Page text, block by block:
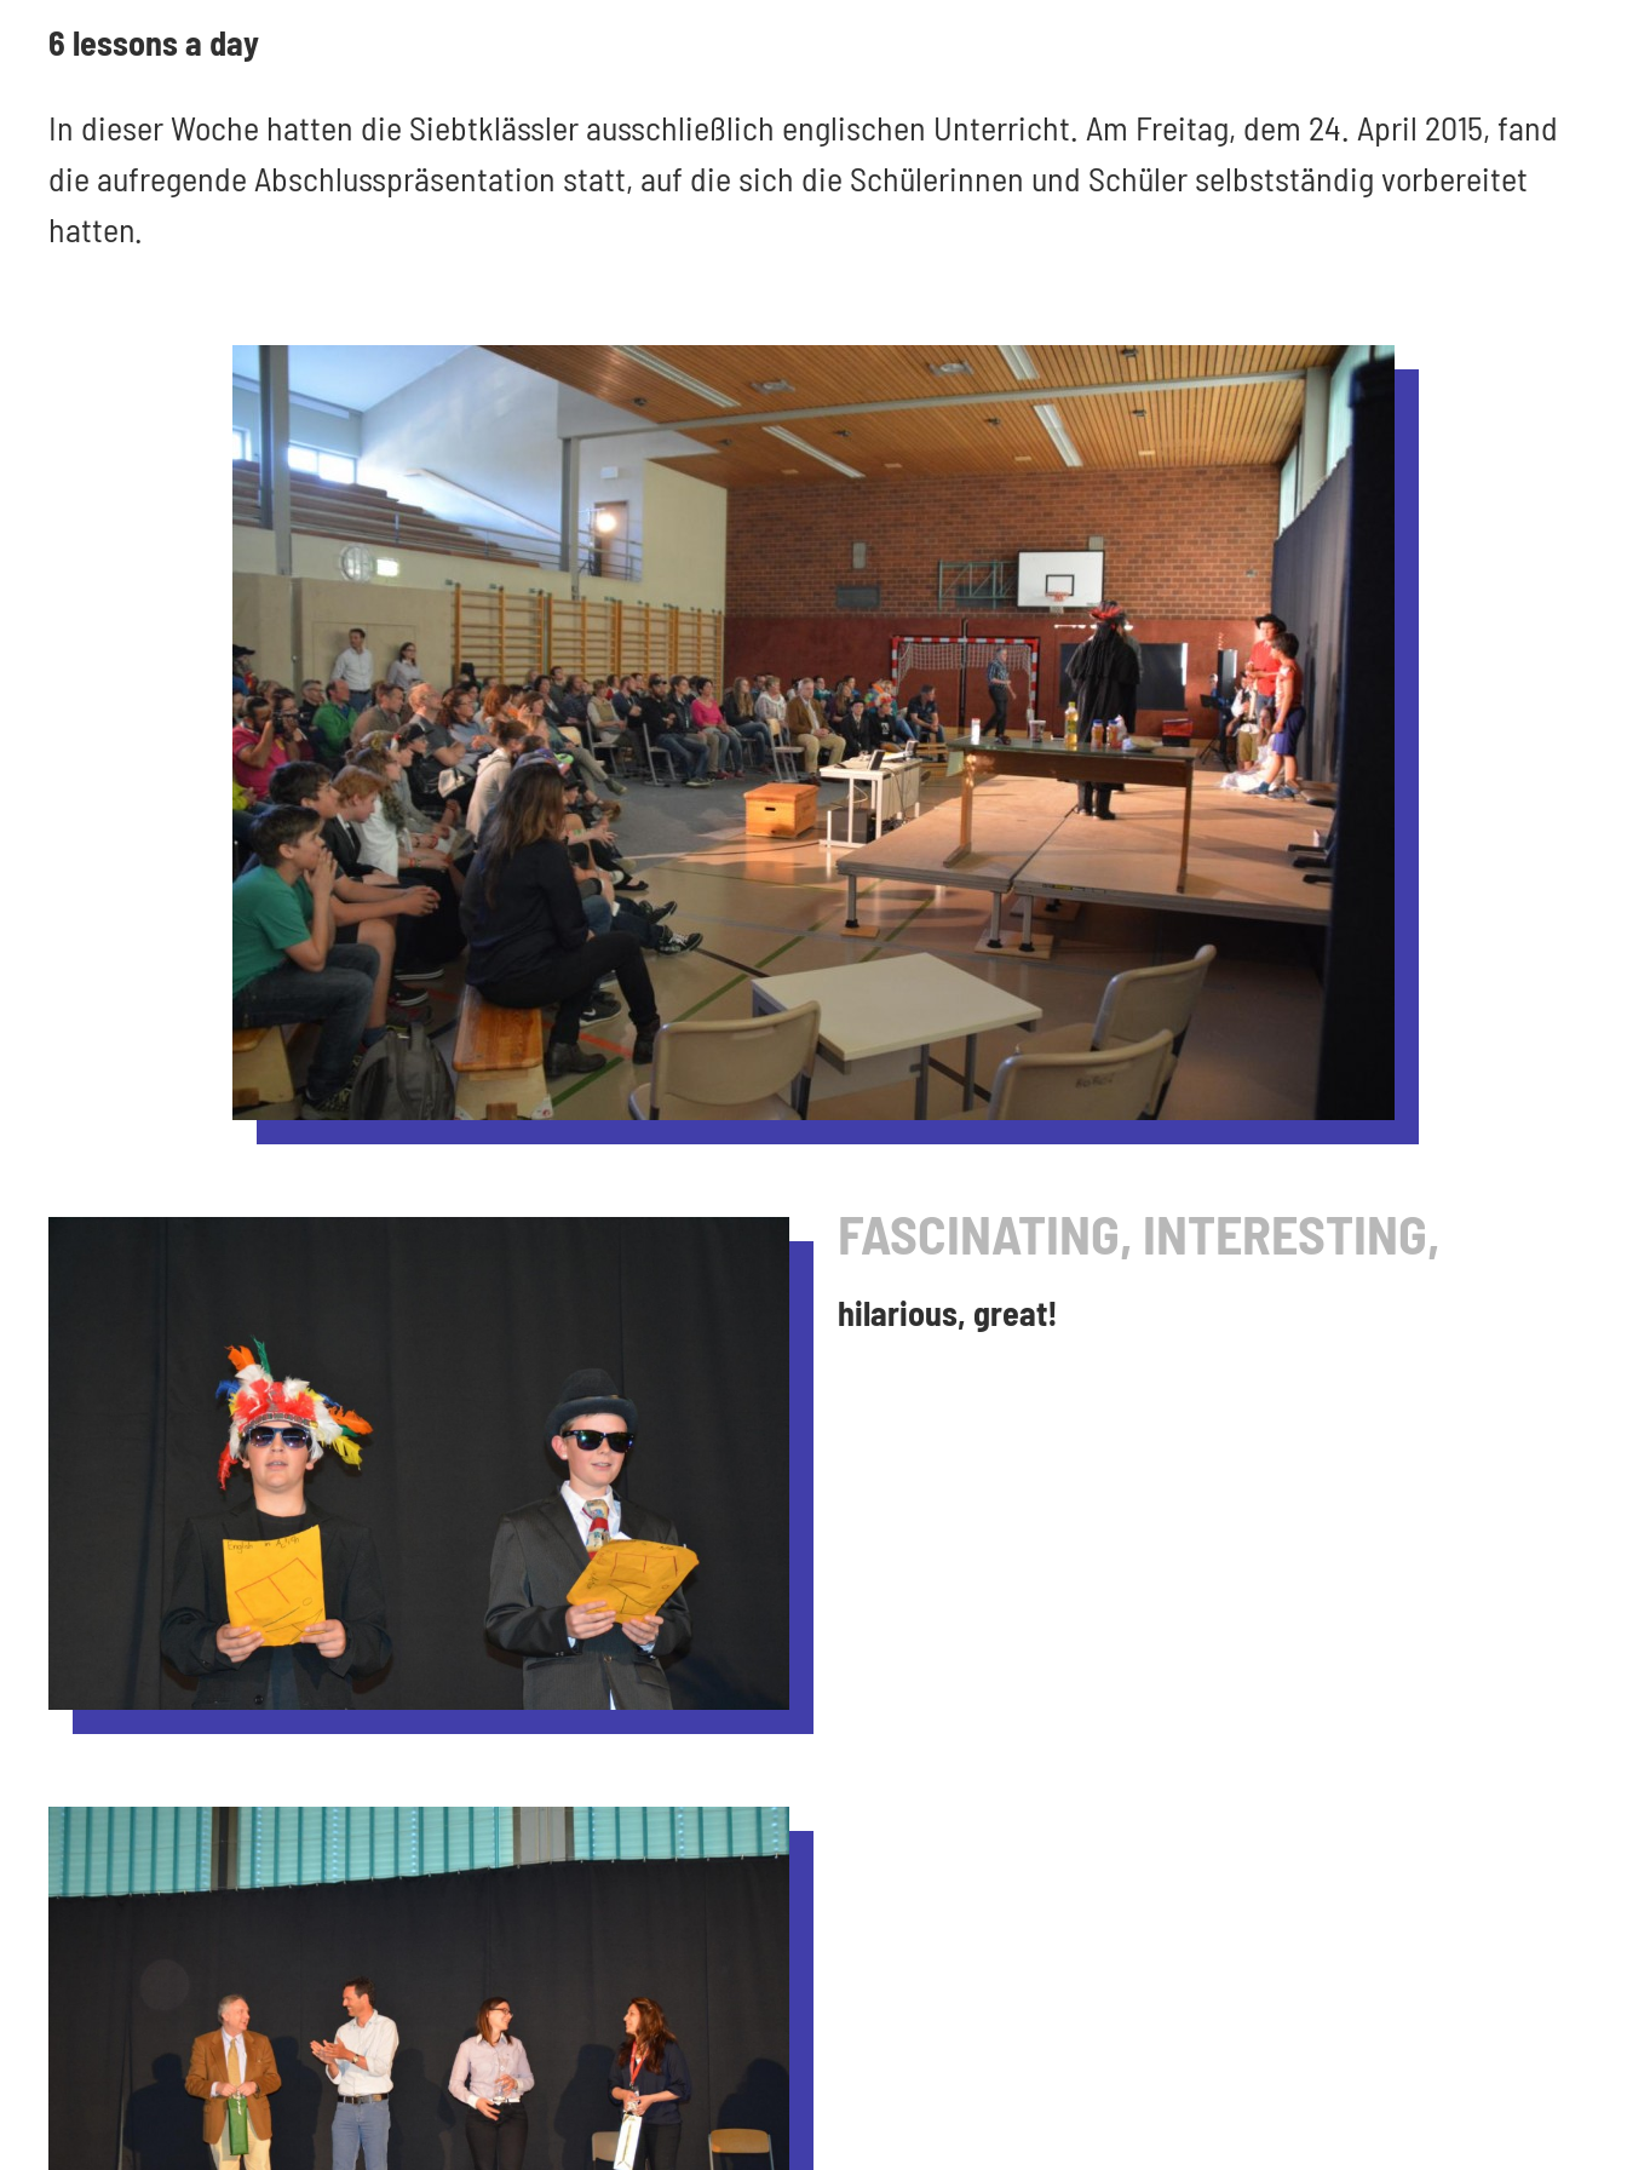
6 lessons a day
In dieser Woche hatten die Siebtklässler ausschließlich englischen Unterricht. Am Freitag, dem 24. April 2015, fand
die aufregende Abschlusspräsentation statt, auf die sich die Schülerinnen und Schüler selbstständig vorbereitet
hatten.
FASCINATING, INTERESTING,
hilarious, great!